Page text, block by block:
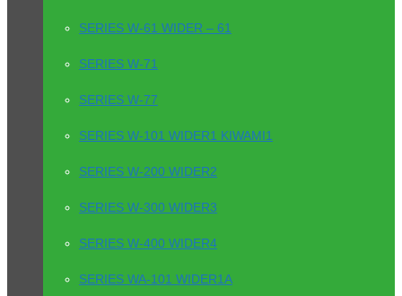
SERIES W-61 WIDER – 61
SERIES W-71
SERIES W-77
SERIES W-101 WIDER1 KIWAMI1
SERIES W-200 WIDER2
SERIES W-300 WIDER3
SERIES W-400 WIDER4
SERIES WA-101 WIDER1A